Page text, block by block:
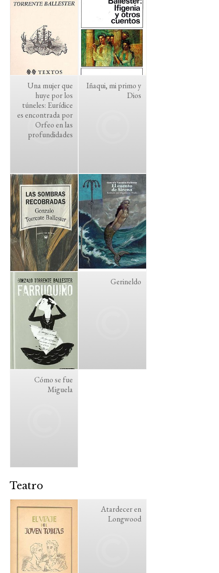
Una mujer que
huye por los
túneles: Eurídice
es encontrada por
Orfeo en las
profundidades
Iñaqui, mi primo y
Dios
Gerineldo
Cómo se fue
Miguela
Teatro
Atardecer en
Longwood